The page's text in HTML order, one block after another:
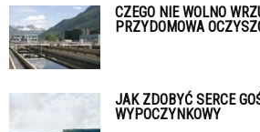
CZEGO NIE WOLNO
PRZYDOMOWA
JAK ZDOBYĆ SERCE
WYPOCZYNKOWY